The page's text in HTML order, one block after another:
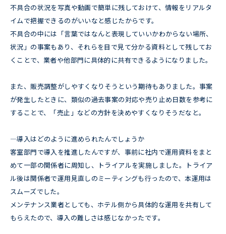
不具合の状況を写真や動画で簡単に残しておけて、情報をリアルタ
イムで把握できるのがいいなと感じたからです。
不具合の中には「言葉ではなんと表現していいかわからない場所、
状況」の事案もあり、それらを目で見て分かる資料として残してお
くことで、業者や他部門に具体的に共有できるようになりました。
また、販売調整がしやすくなりそうという期待もありました。事案
が発生したときに、類似の過去事案の対応や売り止め日数を参考に
することで、「売止」などの方針を決めやすくなりそうだなと。
―導入はどのように進められたんでしょうか
客室部門で導入を推進したんですが、事前に社内で運用資料をまと
めて一部の関係者に周知し、トライアルを実施しました。トライア
ル後は関係者で運用見直しのミーティングも行ったので、本運用は
スムーズでした。
メンテナンス業者としても、ホテル側から具体的な運用を共有して
もらえたので、導入の難しさは感じなかったです。